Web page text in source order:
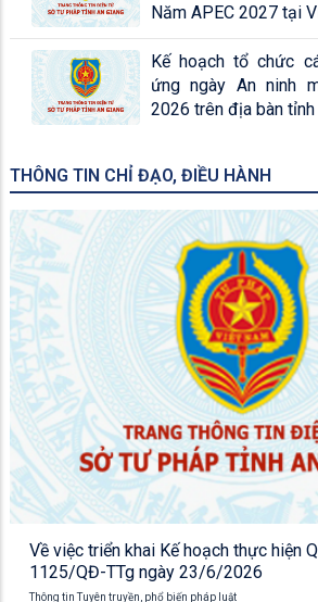
Năm APEC 2027 tại
Kế hoạch tổ chức
ứng ngày An ninh
2026 trên địa bàn tỉnh
THÔNG TIN CHỈ ĐẠO, ĐIỀU HÀNH
Về việc triển khai Kế hoạch thực hiện
1125/QĐ-TTg ngày 23/6/2026
Thông tin Tuyên truyền, phổ biến pháp luật